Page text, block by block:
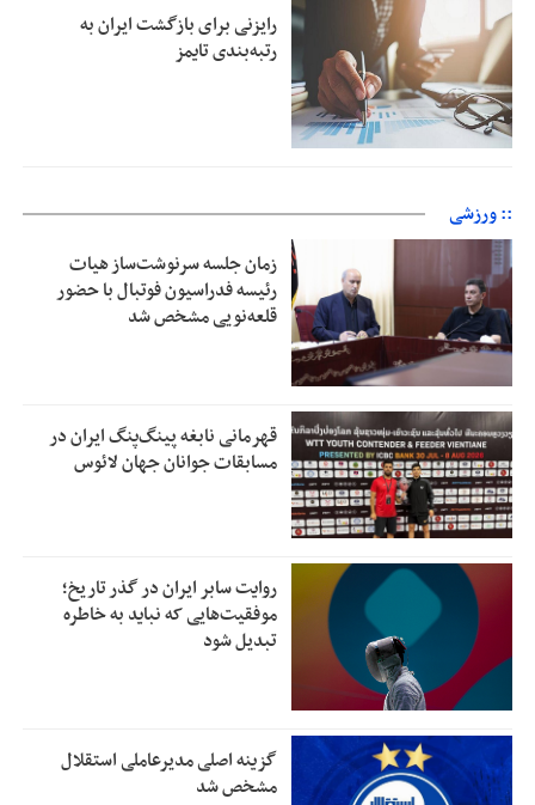
رایزنی برای بازگشت ایران به
رتبه‌بندی تایمز
:: ورزشی
زمان جلسه سرنوشت‌ساز هیات
رئیسه فدراسیون فوتبال با حضور
قلعه‌نویی مشخص شد
قهرمانی نابغه پینگ‌پنگ ایران در
مسابقات جوانان جهان لائوس
روایت سابر ایران در گذر تاریخ؛
موفقیت‌هایی که نباید به خاطره
تبدیل شود
گزینه اصلی مدیرعاملی استقلال
مشخص شد